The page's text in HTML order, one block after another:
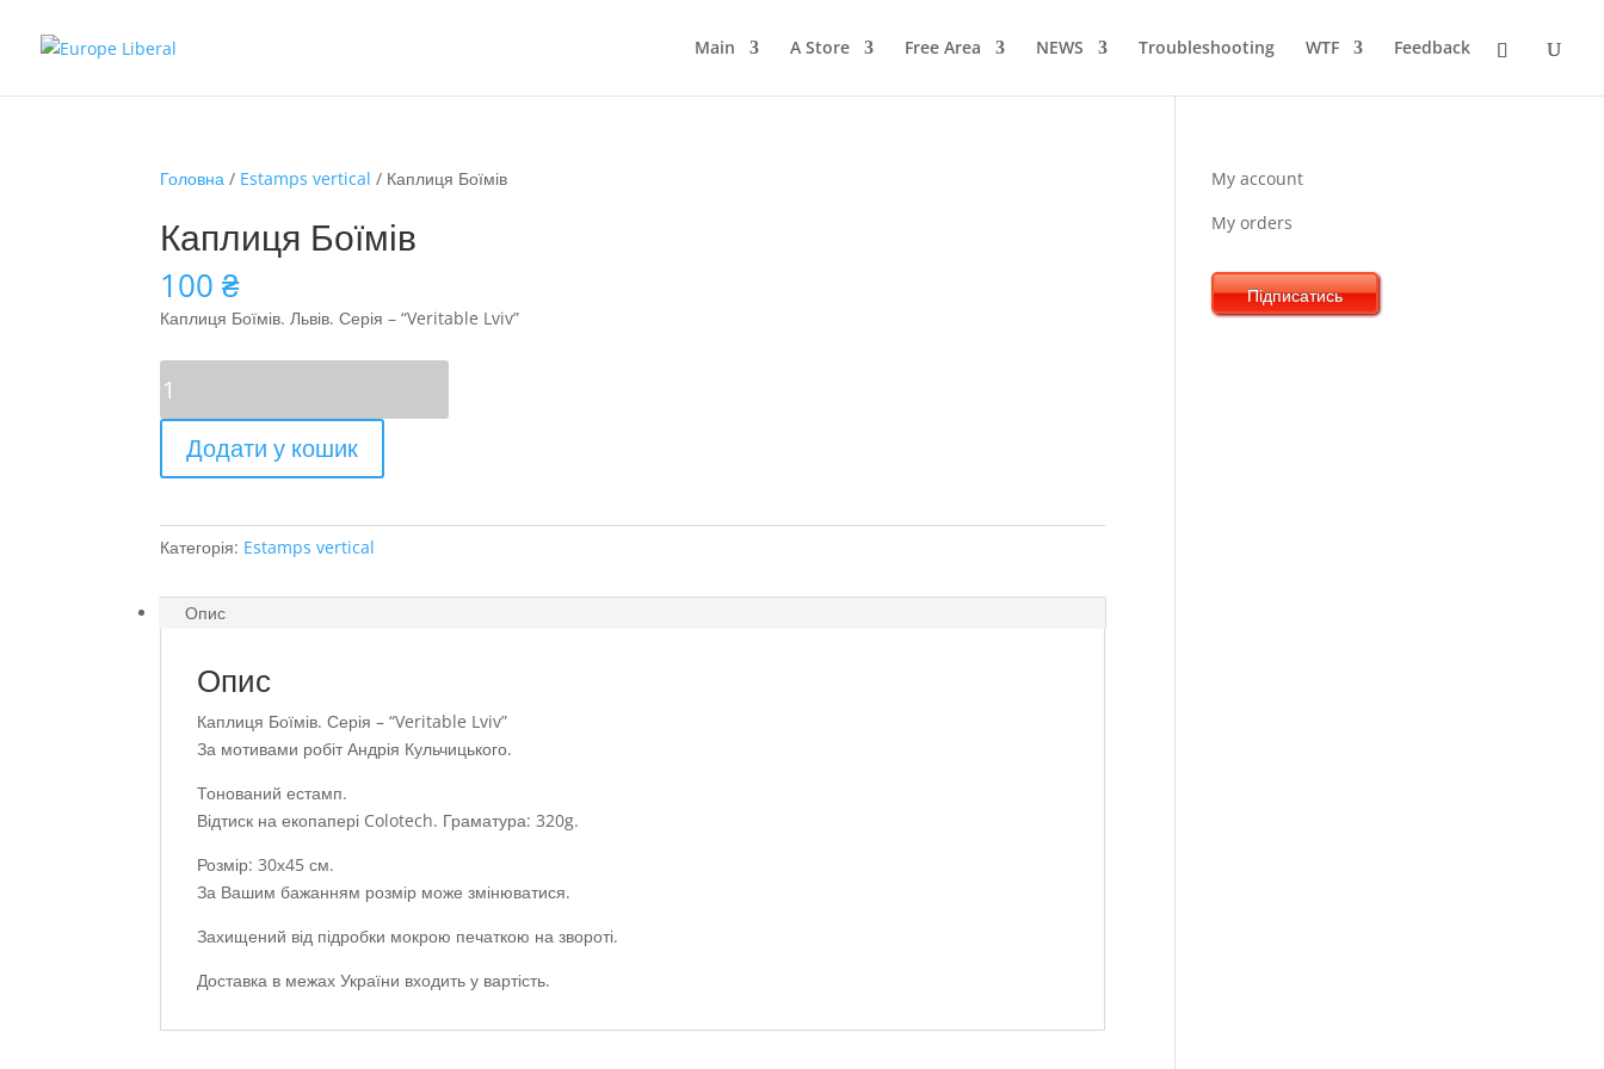
Main A Store Free Area NEWS Troubleshooting WTF Feedback
Головна / Estamps vertical / Каплиця Боїмів
Каплиця Боїмів
100₴
Каплиця Боїмів. Львів. Серія – “Veritable Lviv”
Боїмів
кількість
Додати у кошик
Категорія: Estamps vertical
Опис
Опис
Каплиця Боїмів. Серія – “Veritable Lviv”
За мотивами робіт Андрія Кульчицького.
Тонований естамп.
Відтиск на екопапері Colotech. Граматура: 320g.
Розмір: 30х45 см.
За Вашим бажанням розмір може змінюватися.
Захищений від підробки мокрою печаткою на звороті.
Доставка в межах України входить у вартість.
My account
My orders
Підписатись